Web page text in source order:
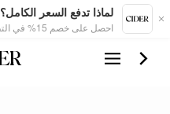
لماذا تدفع السعر الكامل؟
احصل على خصم 15% في التطبيق